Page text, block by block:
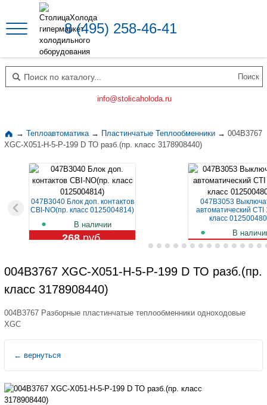
8 (495) 258-46-41
Поиск по каталогу
info@stolicaholoda.ru
→ Теплоавтоматика → Пластинчатые Теплообменники → 004B3767
XGC-X051-H-5-P-199 D ТО разб.(пр. класс 3178908440)
047B3040 Блок доп. контактов
CBI-NO(пр. класс 0125004814)
В наличии
268руб.
047B3053
автоматический CTI
класс
В
1 109 руб.
004B3767 XGC-X051-H-5-P-199 D ТО разб.(пр.
класс 3178908440)
004B3767 Разборные пластинчатые теплообменники одноходовые
XGС
← вернуться